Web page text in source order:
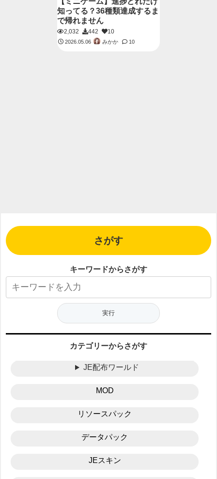
知ってる？36種類達成するま
で帰れません
2,032 442 10
2026.05.06 みかか 10
さがす
キーワードからさがす
カテゴリーからさがす
JE配布ワールド
MOD
リソースパック
データパック
JEスキン